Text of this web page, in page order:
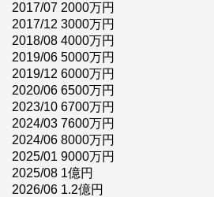
2017/07 2000万円
2017/12 3000万円
2018/08 4000万円
2019/06 5000万円
2019/12 6000万円
2020/06 6500万円
2023/10 6700万円
2024/03 7600万円
2024/06 8000万円
2025/01 9000万円
2025/08 1億円
2026/06 1.2億円